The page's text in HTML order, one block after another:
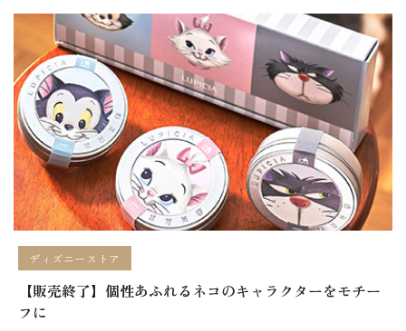
ディズニーストア
【販売終了】個性あふれるネコのキャラクターをモチー
フに